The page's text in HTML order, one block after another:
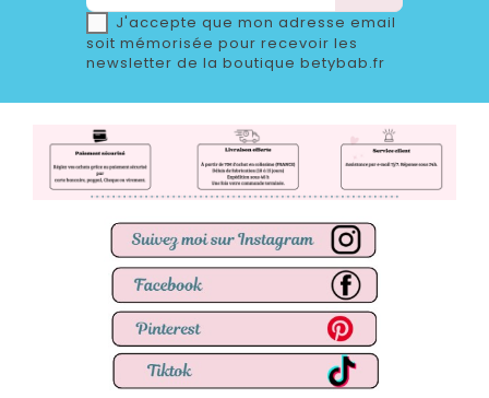
J'accepte que mon adresse email
soit mémorisée pour recevoir les
newsletter de la boutique betybab.fr